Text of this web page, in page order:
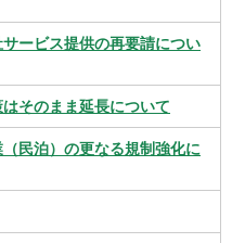
ービス提供の再要請につい
そのまま延長について
民泊）の更なる規制強化に